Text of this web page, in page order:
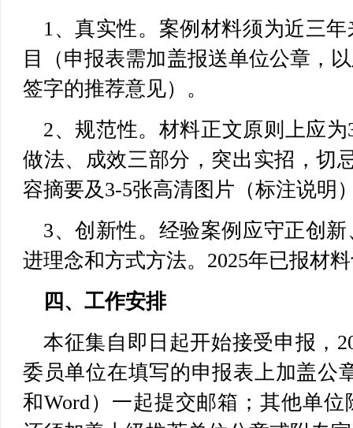
1、真实性。案例材料须为近三
目（申报表需加盖报送单位公章，
签字的推荐意见）。
2、规范性。材料正文原则上应
做法、成效三部分，突出实招，切
容摘要及3-5张高清图片（标注说明
3、创新性。经验案例应守正创
进理念和方式方法。2025年已报材
四、工作安排
本征集自即日起开始接受申报，
委员单位在填写的申报表上加盖公
和Word）一起提交邮箱；其他单